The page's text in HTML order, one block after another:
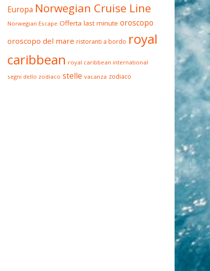
Europa Norwegian Cruise Line
Norwegian Escape Offerta last minute oroscopo
oroscopo del mare ristoranti a bordo royal
caribbean royal caribbean international
segni dello zodiaco stelle vacanza zodiaco